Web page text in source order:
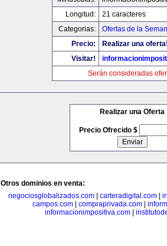
Longitud:
21 caracteres
Categorias:
Ofertas de la
Precio:
Realizar una
Visitar!
Serán consideradas
Realizar una Oferta
Precio Ofrecido $
Otros dominios en venta:
negociosglobalizados.com
carteradigital.com
campos.com
compraprivada.com
informacionimpositiva.com